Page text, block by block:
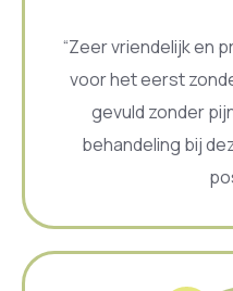
“Zeer vriendelijk en
voor het eerst
gevuld zonder
behandeling bij